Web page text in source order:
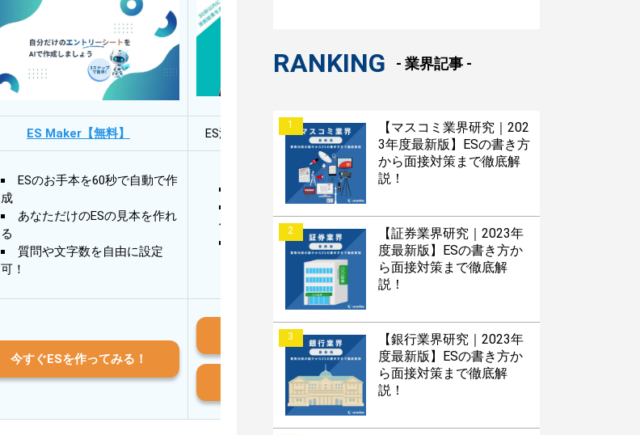
ES Maker【無料】 ES添削・面接対策アプリ【無料】
ESのお手本を60秒で自動で作
成
あなただけのESの見本を作れ
る
質問や文字数を自由に設定
可！
30秒以内にあなたのESを添削
30秒以内にあなただけのESを
作成
AIと対話して面接練習ができ
今すぐESを作ってみる！
iOS版はこちら
Android版はこちら
RANKING - 業界記事 -
1
【マスコミ業界研究｜202
3年度最新版】ESの書き方
から面接対策まで徹底解
説！
2
【証券業界研究｜2023年
度最新版】ESの書き方か
ら面接対策まで徹底解
説！
3
【銀行業界研究｜2023年
度最新版】ESの書き方か
ら面接対策まで徹底解
説！